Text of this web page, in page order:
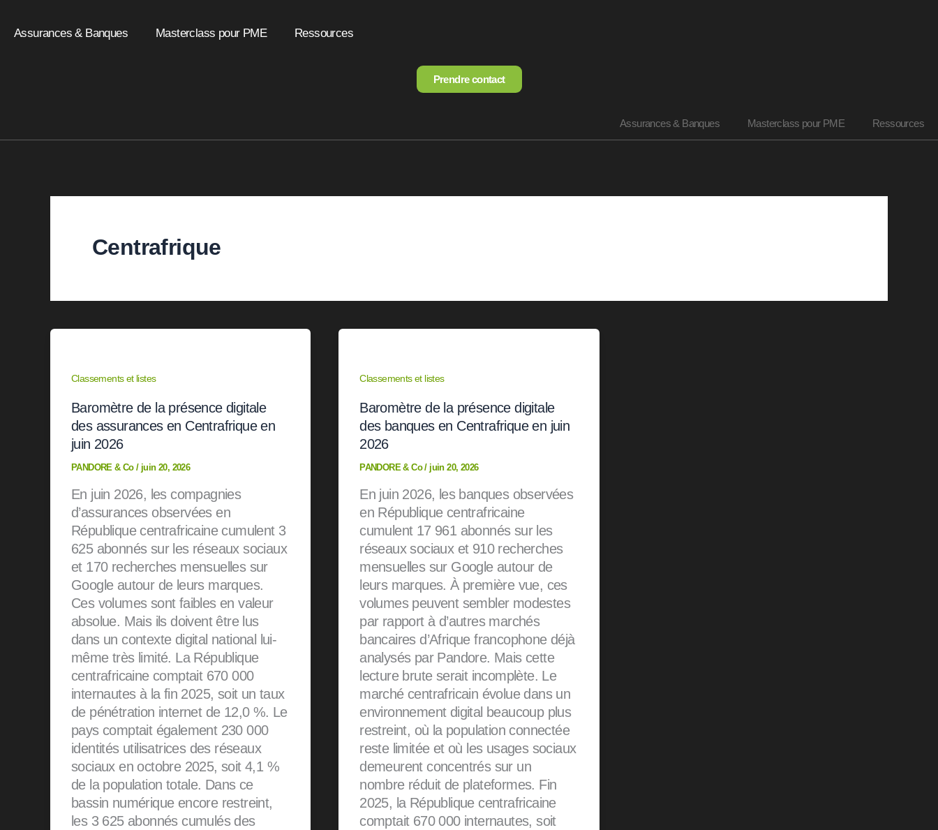
Assurances & Banques Masterclass pour PME Ressources
Prendre contact
Assurances & Banques Masterclass pour PME Ressources
Centrafrique
Classements et listes
Baromètre de la présence digitale
des assurances en Centrafrique en
juin 2026
PANDORE & Co/ juin 20, 2026
En juin 2026, les compagnies
d’assurances observées en
République centrafricaine cumulent 3
625 abonnés sur les réseaux sociaux
et 170 recherches mensuelles sur
Google autour de leurs marques.
Ces volumes sont faibles en valeur
absolue. Mais ils doivent être lus
dans un contexte digital national lui-
même très limité. La République
centrafricaine comptait 670 000
internautes à la fin 2025, soit un taux
de pénétration internet de 12,0 %. Le
pays comptait également 230 000
identités utilisatrices des réseaux
sociaux en octobre 2025, soit 4,1 %
de la population totale. Dans ce
bassin numérique encore restreint,
les 3 625 abonnés cumulés des
Classements et listes
Baromètre de la présence digitale
des banques en Centrafrique en juin
2026
PANDORE & Co/ juin 20, 2026
En juin 2026, les banques observées
en République centrafricaine
cumulent 17 961 abonnés sur les
réseaux sociaux et 910 recherches
mensuelles sur Google autour de
leurs marques. À première vue, ces
volumes peuvent sembler modestes
par rapport à d’autres marchés
bancaires d’Afrique francophone déjà
analysés par Pandore. Mais cette
lecture brute serait incomplète. Le
marché centrafricain évolue dans un
environnement digital beaucoup plus
restreint, où la population connectée
reste limitée et où les usages sociaux
demeurent concentrés sur un
nombre réduit de plateformes. Fin
2025, la République centrafricaine
comptait 670 000 internautes, soit